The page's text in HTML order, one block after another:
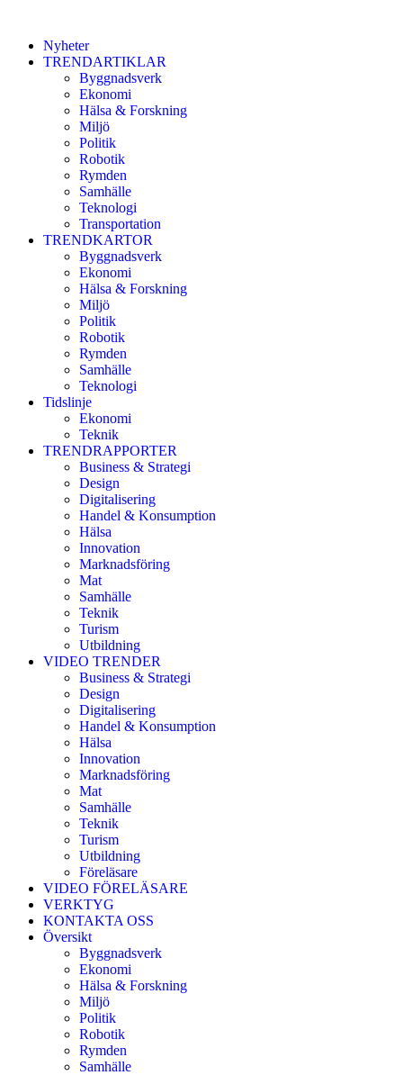
Nyheter
TRENDARTIKLAR
Byggnadsverk
Ekonomi
Hälsa & Forskning
Miljö
Politik
Robotik
Rymden
Samhälle
Teknologi
Transportation
TRENDKARTOR
Byggnadsverk
Ekonomi
Hälsa & Forskning
Miljö
Politik
Robotik
Rymden
Samhälle
Teknologi
Tidslinje
Ekonomi
Teknik
TRENDRAPPORTER
Business & Strategi
Design
Digitalisering
Handel & Konsumption
Hälsa
Innovation
Marknadsföring
Mat
Samhälle
Teknik
Turism
Utbildning
VIDEO TRENDER
Business & Strategi
Design
Digitalisering
Handel & Konsumption
Hälsa
Innovation
Marknadsföring
Mat
Samhälle
Teknik
Turism
Utbildning
Föreläsare
VIDEO FÖRELÄSARE
VERKTYG
KONTAKTA OSS
Översikt
Byggnadsverk
Ekonomi
Hälsa & Forskning
Miljö
Politik
Robotik
Rymden
Samhälle